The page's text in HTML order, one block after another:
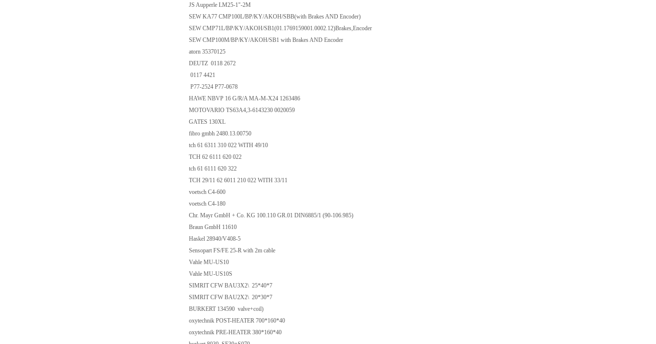
JS Aupperle LM25-1"-2M
SEW KA77 CMP100L/BP/KY/AKOH/SBB(with Brakes AND Encoder)
SEW CMP71L/BP/KY/AKOH/SB1(01.1769159001.0002.12)Brakes,Encoder
SEW CMP100M/BP/KY/AKOH/SB1 with Brakes AND Encoder
atorn 35370125
DEUTZ 0118 2672
0117 4421
P77-2524 P77-0678
HAWE NBVP 16 G/R/A MA-M-X24 1263486
MOTOVARIO TS63A4,3-6143230 0020059
GATES 130XL
fibro gmbh 2480.13.00750
tch 61 6311 310 022 WITH 49/10
TCH 62 6111 620 022
tch 61 6111 620 322
TCH 29/11 62 6011 210 022 WITH 33/11
voetsch C4-600
voetsch C4-180
Chr. Mayr GmbH + Co. KG 100.110 GR.01 DIN6885/1 (90-106.985)
Braun GmbH 11610
Haskel 28940/V408-5
Sensopart FS/FE 25-R with 2m cable
Vahle MU-US10
Vahle MU-US10S
SIMRIT CFW BAU3X2\ 25*40*7
SIMRIT CFW BAU2X2\ 20*30*7
BURKERT 134590 valve+coil)
oxytechnik POST-HEATER 700*160*40
oxytechnik PRE-HEATER 380*160*40